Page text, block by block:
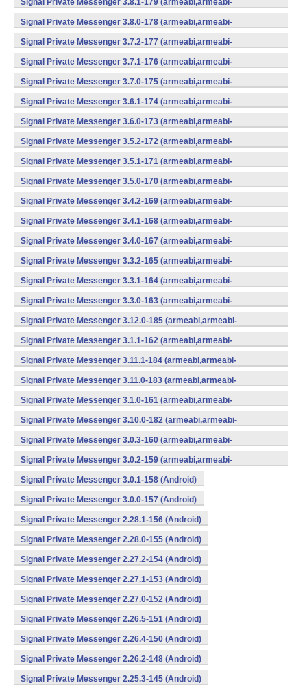
Signal Private Messenger 3.8.1-179 (armeabi,armeabi-
v7a,mips,x86) (Android)
Signal Private Messenger 3.8.0-178 (armeabi,armeabi-
v7a,mips,x86) (Android)
Signal Private Messenger 3.7.2-177 (armeabi,armeabi-
v7a,mips,x86) (Android)
Signal Private Messenger 3.7.1-176 (armeabi,armeabi-
v7a,mips,x86) (Android)
Signal Private Messenger 3.7.0-175 (armeabi,armeabi-
v7a,mips,x86) (Android)
Signal Private Messenger 3.6.1-174 (armeabi,armeabi-
v7a,mips,x86) (Android)
Signal Private Messenger 3.6.0-173 (armeabi,armeabi-
v7a,mips,x86) (Android)
Signal Private Messenger 3.5.2-172 (armeabi,armeabi-
v7a,mips,x86) (Android)
Signal Private Messenger 3.5.1-171 (armeabi,armeabi-
v7a,mips,x86) (Android)
Signal Private Messenger 3.5.0-170 (armeabi,armeabi-
v7a,mips,x86) (Android)
Signal Private Messenger 3.4.2-169 (armeabi,armeabi-
v7a,mips,x86) (Android)
Signal Private Messenger 3.4.1-168 (armeabi,armeabi-
v7a,mips,x86) (Android)
Signal Private Messenger 3.4.0-167 (armeabi,armeabi-
v7a,mips,x86) (Android)
Signal Private Messenger 3.3.2-165 (armeabi,armeabi-
v7a,mips,x86) (Android)
Signal Private Messenger 3.3.1-164 (armeabi,armeabi-
v7a,mips,x86) (Android)
Signal Private Messenger 3.3.0-163 (armeabi,armeabi-
v7a,mips,x86) (Android)
Signal Private Messenger 3.12.0-185 (armeabi,armeabi-
v7a,mips,x86) (Android)
Signal Private Messenger 3.1.1-162 (armeabi,armeabi-
v7a,mips,x86) (Android)
Signal Private Messenger 3.11.1-184 (armeabi,armeabi-
v7a,mips,x86) (Android)
Signal Private Messenger 3.11.0-183 (armeabi,armeabi-
v7a,mips,x86) (Android)
Signal Private Messenger 3.1.0-161 (armeabi,armeabi-
v7a,mips,x86) (Android)
Signal Private Messenger 3.10.0-182 (armeabi,armeabi-
v7a,mips,x86) (Android)
Signal Private Messenger 3.0.3-160 (armeabi,armeabi-
v7a,mips,x86) (Android)
Signal Private Messenger 3.0.2-159 (armeabi,armeabi-
v7a,mips,x86) (Android)
Signal Private Messenger 3.0.1-158 (Android)
Signal Private Messenger 3.0.0-157 (Android)
Signal Private Messenger 2.28.1-156 (Android)
Signal Private Messenger 2.28.0-155 (Android)
Signal Private Messenger 2.27.2-154 (Android)
Signal Private Messenger 2.27.1-153 (Android)
Signal Private Messenger 2.27.0-152 (Android)
Signal Private Messenger 2.26.5-151 (Android)
Signal Private Messenger 2.26.4-150 (Android)
Signal Private Messenger 2.26.2-148 (Android)
Signal Private Messenger 2.25.3-145 (Android)